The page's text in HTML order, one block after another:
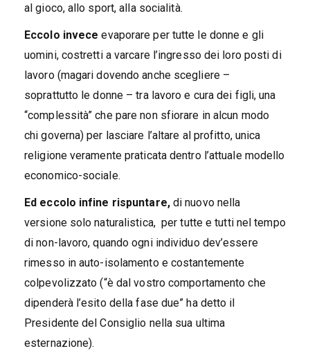
al gioco, allo sport, alla socialità.
Eccolo invece evaporare per tutte le donne e gli
uomini, costretti a varcare l’ingresso dei loro posti di
lavoro (magari dovendo anche scegliere –
soprattutto le donne – tra lavoro e cura dei figli, una
“complessità” che pare non sfiorare in alcun modo
chi governa) per lasciare l’altare al profitto, unica
religione veramente praticata dentro l’attuale modello
economico-sociale.
Ed eccolo infine rispuntare,di nuovo nella
versione solo naturalistica, per tutte e tutti nel tempo
di non-lavoro, quando ogni individuo dev’essere
rimesso in auto-isolamento e costantemente
colpevolizzato (“è dal vostro comportamento che
dipenderà l’esito della fase due” ha detto il
Presidente del Consiglio nella sua ultima
esternazione).